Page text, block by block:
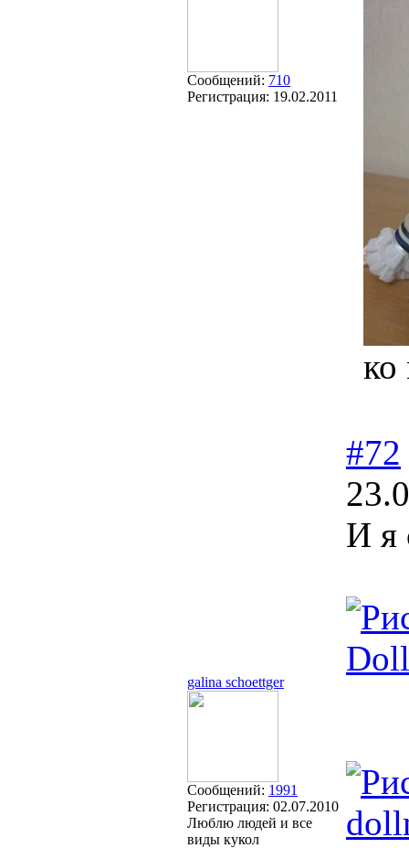
Сообщений: 710
Регистрация: 19.02.2011
ко
galina schoettger
Сообщений: 1991
Регистрация: 02.07.2010
Люблю людей и все
виды кукол
#72
И я